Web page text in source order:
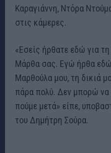
Καραγιάννη, Ντόρα
στις κάμερες.
«Εσείς ήρθατε εδώ για
Μάρθα σας. Εγώ ήρθα
Μαρθούλα μου, τη δικιά
πάρα πολύ. Δεν μπορώ να
πούμε μετά» είπε,
του Δημήτρη Σούρα.